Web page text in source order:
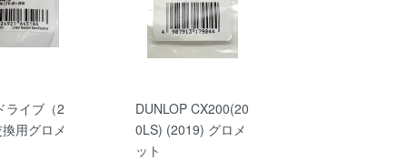
ライブ（2
用グロメ
DUNLOP CX200(20
0LS) (2019) グロメ
ット